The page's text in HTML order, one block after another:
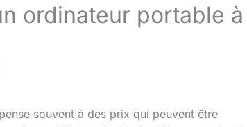
ordinateur portable à
souvent à des prix qui peuvent être